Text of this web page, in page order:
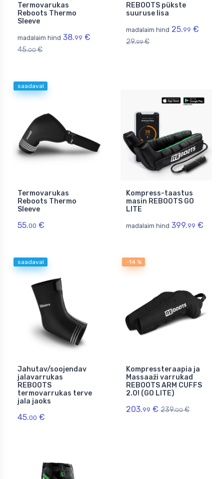
Termovarukas
Reboots Thermo
Sleeve
madalaim hind 38.99 €
45.00€
REBOOTS pükste
suuruse lisa
madalaim hind 25.99 €
29.99€
saadaval
Termovarukas
Reboots Thermo
Sleeve
55.00 €
Kompress-taastus
masin REBOOTS GO
LITE
madalaim hind 399.99 €
saadaval
Jahutav/soojendav
jalavarrukas
REBOOTS
termovarrukas terve
jala jaoks
45.00 €
-14 %
Kompressteraapia ja
Massaaži varrukad
REBOOTS ARM CUFFS
2.0! (GO LITE)
203.99 € 239.00€